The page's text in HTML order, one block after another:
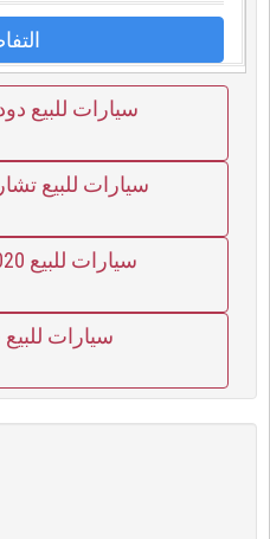
سيارات للبيع
سيارات للبيع
سيارات للبيع 2020 في الإمارات
سيارات